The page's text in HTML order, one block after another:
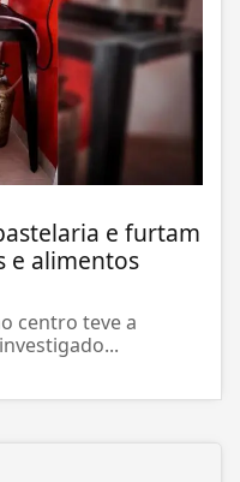
e furtam
e alimentos
centro teve a